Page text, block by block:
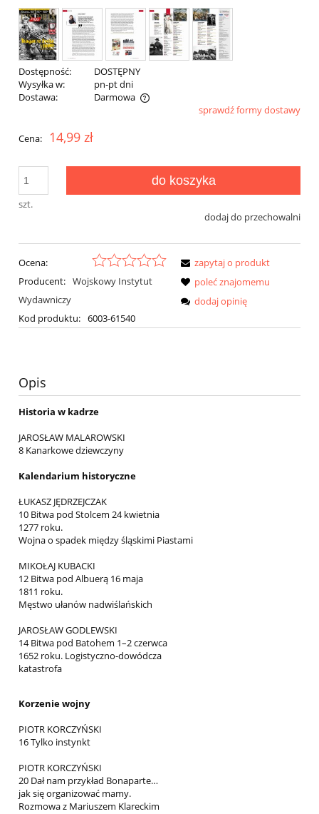
Dostępność:
DOSTĘPNY
Wysyłka w:
pn-pt dni
Dostawa:
Darmowa
Cena nie zawiera ewentualnych kosztów płatnościsprawdź formy dostawy
Cena: 14,99 zł
szt.
do koszyka
dodaj do przechowalni
Ocena:
Producent: Wojskowy Instytut
Wydawniczy
Kod produktu: 6003-61540
zapytaj o produkt
poleć znajomemu
dodaj opinię
Opis
Historia w kadrze
JAROSŁAW MALAROWSKI
8 Kanarkowe dziewczyny
Kalendarium historyczne
ŁUKASZ JĘDRZEJCZAK
10 Bitwa pod Stolcem 24 kwietnia
1277 roku.
Wojna o spadek między śląskimi Piastami
MIKOŁAJ KUBACKI
12 Bitwa pod Albuerą 16 maja
1811 roku.
Męstwo ułanów nadwiślańskich
JAROSŁAW GODLEWSKI
14 Bitwa pod Batohem 1–2 czerwca
1652 roku. Logistyczno-dowódcza
katastrofa
Korzenie wojny
PIOTR KORCZYŃSKI
16 Tylko instynkt
PIOTR KORCZYŃSKI
20 Dał nam przykład Bonaparte…
jak się organizować mamy.
Rozmowa z Mariuszem Klareckim